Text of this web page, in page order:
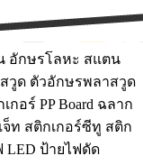
อักษรโลหะ สแตน
สวูด ตัวอักษรพลาสวูด
อร์ PP Board ฉลาก
ท สติกเกอร์ซีทู สติก
LED ป้ายไฟดัด